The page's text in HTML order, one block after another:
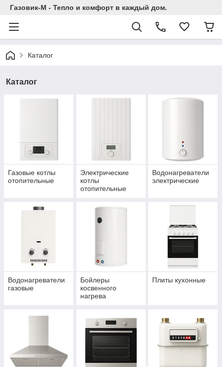
Газовик-М - Тепло и комфорт в каждый дом.
Каталог
Каталог
Газовые котлы
отопительные
Электрические
котлы
отопительные
Водонагреватели
электрические
Водонагреватели
газовые
Бойлеры
косвенного
нагрева
Плиты кухонные